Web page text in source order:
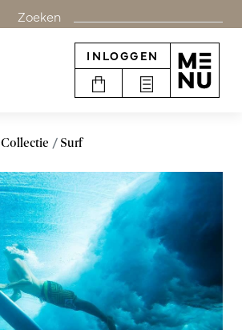
Zoeken
INLOGGEN
Collectie Surf